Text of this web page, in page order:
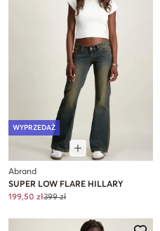
WYPRZEDAŻ
Abrand
SUPER LOW FLARE HILLARY
199,50 zł399 zł